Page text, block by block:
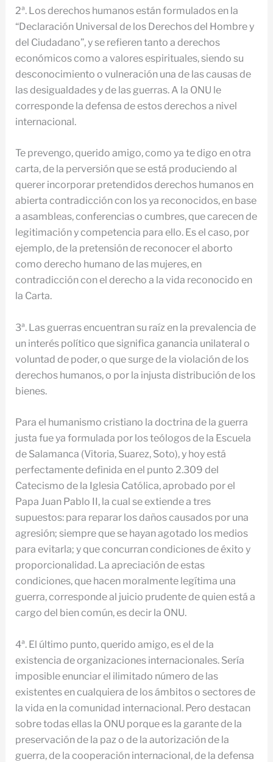
2ª. Los derechos humanos están formulados en la
“Declaración Universal de los Derechos del Hombre y
del Ciudadano”, y se refieren tanto a derechos
económicos como a valores espirituales, siendo su
desconocimiento o vulneración una de las causas de
las desigualdades y de las guerras. A la ONU le
corresponde la defensa de estos derechos a nivel
internacional.
Te prevengo, querido amigo, como ya te digo en otra
carta, de la perversión que se está produciendo al
querer incorporar pretendidos derechos humanos en
abierta contradicción con los ya reconocidos, en base
a asambleas, conferencias o cumbres, que carecen de
legitimación y competencia para ello. Es el caso, por
ejemplo, de la pretensión de reconocer el aborto
como derecho humano de las mujeres, en
contradicción con el derecho a la vida reconocido en
la Carta.
3ª. Las guerras encuentran su raíz en la prevalencia de
un interés político que significa ganancia unilateral o
voluntad de poder, o que surge de la violación de los
derechos humanos, o por la injusta distribución de los
bienes.
Para el humanismo cristiano la doctrina de la guerra
justa fue ya formulada por los teólogos de la Escuela
de Salamanca (Vitoria, Suarez, Soto), y hoy está
perfectamente definida en el punto 2.309 del
Catecismo de la Iglesia Católica, aprobado por el
Papa Juan Pablo II, la cual se extiende a tres
supuestos: para reparar los daños causados por una
agresión; siempre que se hayan agotado los medios
para evitarla; y que concurran condiciones de éxito y
proporcionalidad. La apreciación de estas
condiciones, que hacen moralmente legítima una
guerra, corresponde al juicio prudente de quien está a
cargo del bien común, es decir la ONU.
4ª. El último punto, querido amigo, es el de la
existencia de organizaciones internacionales. Sería
imposible enunciar el ilimitado número de las
existentes en cualquiera de los ámbitos o sectores de
la vida en la comunidad internacional. Pero destacan
sobre todas ellas la ONU porque es la garante de la
preservación de la paz o de la autorización de la
guerra, de la cooperación internacional, de la defensa